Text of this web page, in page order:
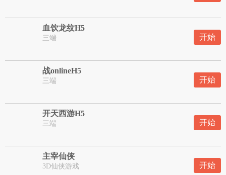
血饮龙纹H5
三端 开始
战onlineH5
三端 开始
开天西游H5
三端 开始
主宰仙侠
3D仙侠游戏 开始